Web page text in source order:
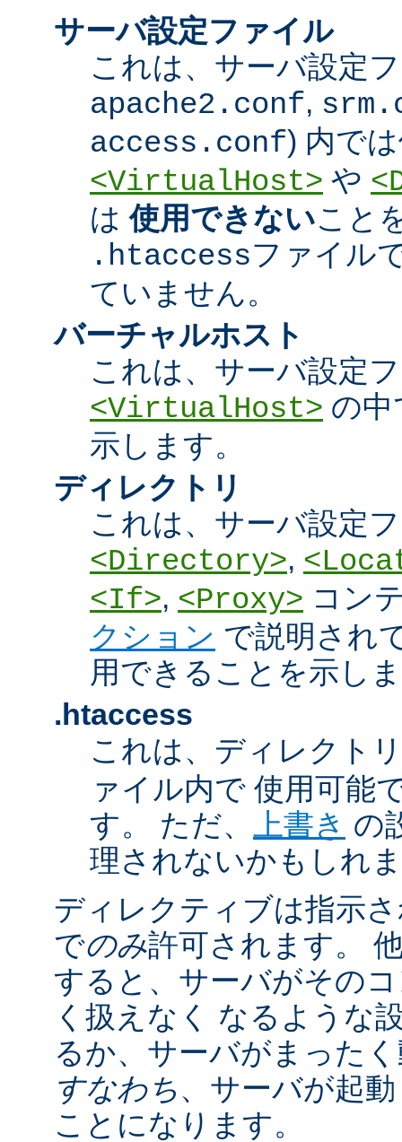
サーバ設定ファイル
これは、サーバ設定
apache2.conf,
access.conf) 内で
<VirtualHost> や
は使用できないこと
.htaccessファイル
ていません。
バーチャルホスト
これは、サーバ設定
<VirtualHost> の中
示します。
ディレクトリ
これは、サーバ設定
<Directory>,
<If>, <Proxy> コン
クション で説明され
用できることを示し
.htaccess
これは、ディレクトリ
ァイル内で 使用可能
す。 ただ、
上書き の
理されないかもしれ
ディレクティブは指示
でのみ許可されます。
すると、サーバがその
く扱えなく なるような
るか、サーバがまった
すなわち、サーバが起
ことになります。